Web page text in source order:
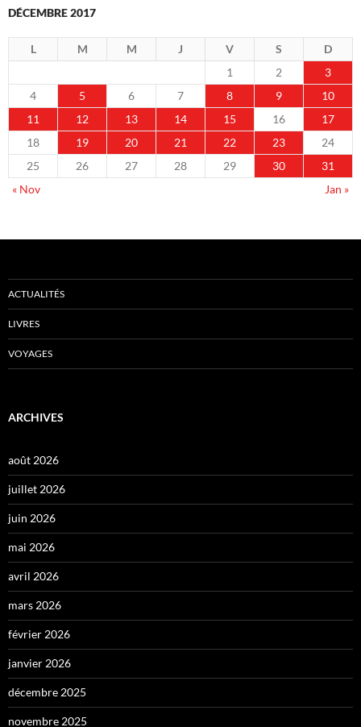
DÉCEMBRE 2017
L M M J V S
D
1
2
3
4
5 6 7 8 9
10
11
12 13 14 15 16
17
18
19 20 21 22 23
24
25
26 27 28 29 30
31
« Nov
Jan »
ACTUALITÉS
LIVRES
VOYAGES
ARCHIVES
août 2026
juillet 2026
juin 2026
mai 2026
avril 2026
mars 2026
février 2026
janvier 2026
décembre 2025
novembre 2025